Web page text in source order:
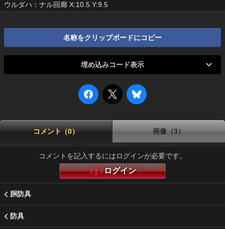
ウルダハ：ナル回廊 X:10.5 Y:9.5
名称をクリップボードにコピー
埋め込みコード表示
コメント（0） 画像（3）
コメントを記入するにはログインが必要です。
ログイン
胴防具
防具